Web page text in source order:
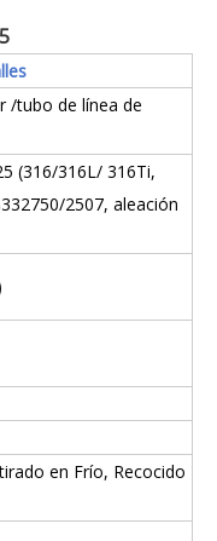
/tubo de línea de
(316/316L/ 316Ti,
2507, aleación
en Frío, Recocido